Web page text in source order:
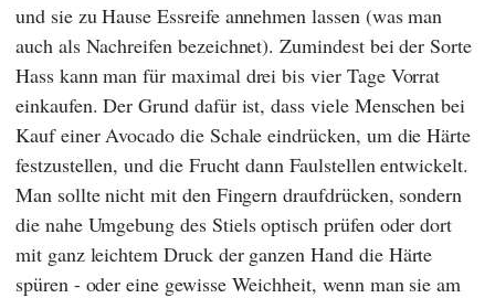
und sie zu Hause Essreife annehmen lassen (was man
auch als Nachreifen bezeichnet). Zumindest bei der Sorte
Hass kann man für maximal drei bis vier Tage Vorrat
einkaufen. Der Grund dafür ist, dass viele Menschen bei
Kauf einer Avocado die Schale eindrücken, um die Härte
festzustellen, und die Frucht dann Faulstellen entwickelt.
Man sollte nicht mit den Fingern draufdrücken, sondern
die nahe Umgebung des Stiels optisch prüfen oder dort
mit ganz leichtem Druck der ganzen Hand die Härte
spüren - oder eine gewisse Weichheit, wenn man sie am